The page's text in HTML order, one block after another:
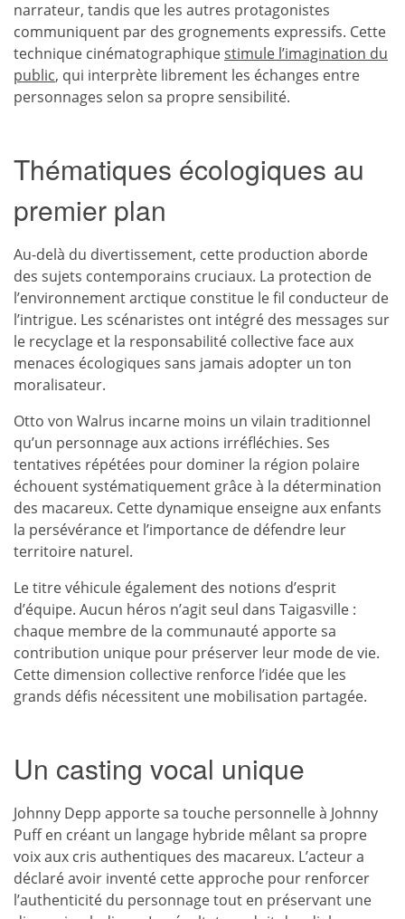
narrateur, tandis que les autres protagonistes
communiquent par des grognements expressifs. Cette
technique cinématographiquestimule l’imagination du
public, qui interprète librement les échanges entre
personnages selon sa propre sensibilité.
Thématiques écologiques au
premier plan
Au-delà du divertissement, cette production aborde
des sujets contemporains cruciaux. La protection de
l’environnement arctique constitue le fil conducteur de
l’intrigue. Les scénaristes ont intégré des messages sur
le recyclage et la responsabilité collective face aux
menaces écologiques sans jamais adopter un ton
moralisateur.
Otto von Walrus incarne moins un vilain traditionnel
qu’un personnage aux actions irréfléchies. Ses
tentatives répétées pour dominer la région polaire
échouent systématiquement grâce à la détermination
des macareux. Cette dynamique enseigne aux enfants
la persévérance et l’importance de défendre leur
territoire naturel.
Le titre véhicule également des notions d’esprit
d’équipe. Aucun héros n’agit seul dans Taigasville :
chaque membre de la communauté apporte sa
contribution unique pour préserver leur mode de vie.
Cette dimension collective renforce l’idée que les
grands défis nécessitent une mobilisation partagée.
Un casting vocal unique
Johnny Depp apporte sa touche personnelle à Johnny
Puff en créant un langage hybride mêlant sa propre
voix aux cris authentiques des macareux. L’acteur a
déclaré avoir inventé cette approche pour renforcer
l’authenticité du personnage tout en préservant une